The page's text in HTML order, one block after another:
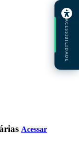
Acessar
ACESSIBILIDADE